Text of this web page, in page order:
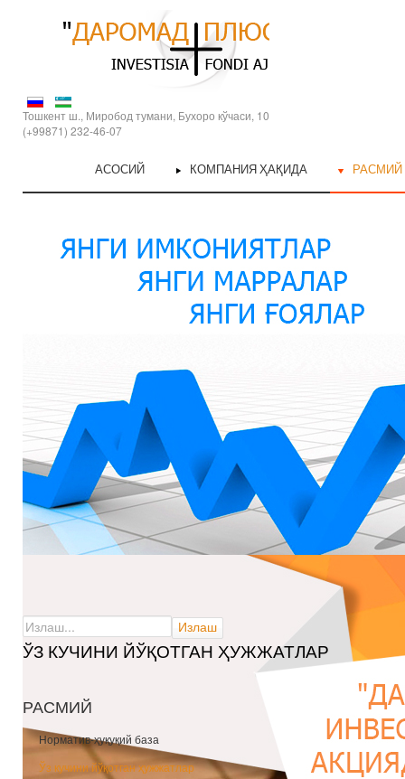
Тошкент ш., Миробод тумани, Бухоро кўчаси, 10
(+99871) 232-46-07
АСОСИЙ КОМПАНИЯ ҲАҚИДА РАСМИЙ
ЎЗ КУЧИНИ ЙЎҚОТГАН ҲУЖЖАТЛАР
РАСМИЙ
Норматив-ҳуқуқий база
Ўз кучини йўқотган ҳужжатлар